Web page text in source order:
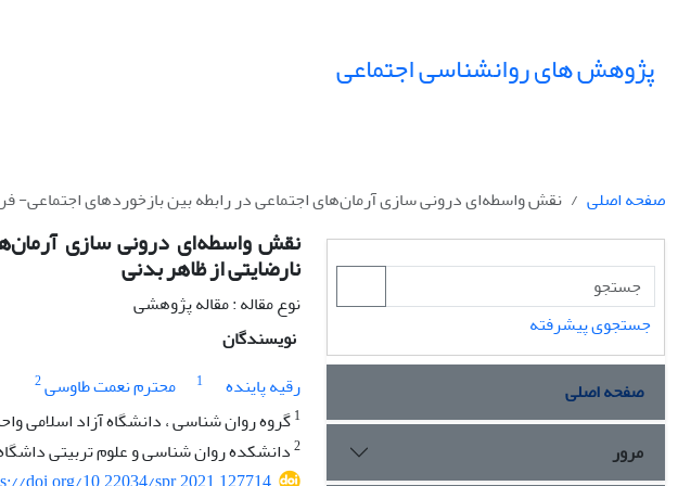
پژوهش های روانشناسی اجتماعی
صفحه اصلی نقش واسطه‌ای درونی سازی آرمان‌های اجتماعی در رابطه بین بازخوردهای اجتماعی-
نقش واسطه‌ای درونی سازی
نارضایتی از ظاهر بدنی
نوع مقاله : مقاله پژوهشی
نویسندگان
رقیه پاینده
1 محترم نعمت طاوسی2
1گروه روان شناسی ، دانشگاه آزاد اسلامی
2دانشکده روان شناسی و علوم تربیتی
جستجوی پیشرفته
صفحه اصلی
مرور